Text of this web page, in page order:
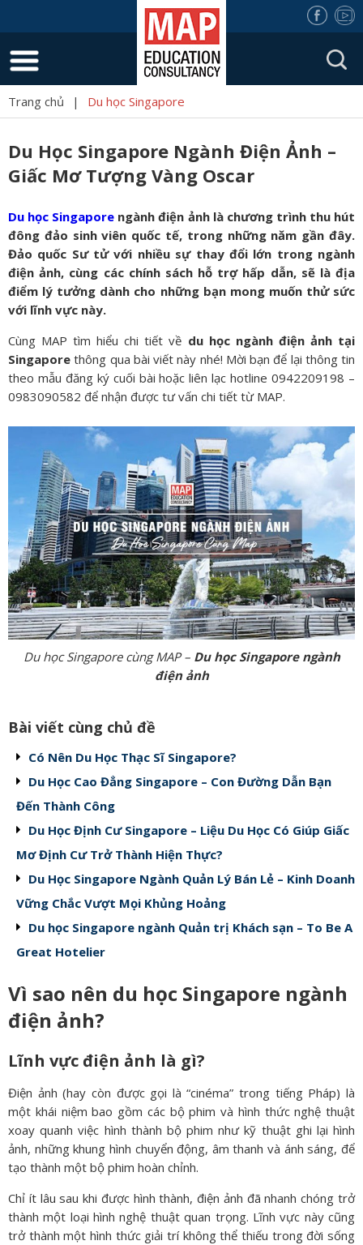
Trang chủ | Du học Singapore
Du Học Singapore Ngành Điện Ảnh –
Giấc Mơ Tượng Vàng Oscar
Du học Singapore ngành điện ảnh là chương trình thu hút
đông đảo sinh viên quốc tế, trong những năm gần đây.
Đảo quốc Sư tử với nhiều sự thay đổi lớn trong ngành
điện ảnh, cùng các chính sách hỗ trợ hấp dẫn, sẽ là địa
điểm lý tưởng dành cho những bạn mong muốn thử sức
với lĩnh vực này.
Cùng MAP tìm hiểu chi tiết về du học ngành điện ảnh tại
Singapore thông qua bài viết này nhé! Mời bạn để lại thông tin
theo mẫu đăng ký cuối bài hoặc liên lạc hotline 0942209198 –
0983090582 để nhận được tư vấn chi tiết từ MAP.
Du học Singapore cùng MAP – Du học Singapore ngành
điện ảnh
Bài viết cùng chủ đề
Có Nên Du Học Thạc Sĩ Singapore?
Du Học Cao Đẳng Singapore – Con Đường Dẫn Bạn
Đến Thành Công
Du Học Định Cư Singapore – Liệu Du Học Có Giúp Giấc
Mơ Định Cư Trở Thành Hiện Thực?
Du Học Singapore Ngành Quản Lý Bán Lẻ – Kinh Doanh
Vững Chắc Vượt Mọi Khủng Hoảng
Du học Singapore ngành Quản trị Khách sạn – To Be A
Great Hotelier
Vì sao nên du học Singapore ngành
điện ảnh?
Lĩnh vực điện ảnh là gì?
Điện ảnh (hay còn được gọi là “cinéma” trong tiếng Pháp) là
một khái niệm bao gồm các bộ phim và hình thức nghệ thuật
xoay quanh việc hình thành bộ phim như kỹ thuật ghi lại hình
ảnh, những khung hình chuyển động, âm thanh và ánh sáng, để
tạo thành một bộ phim hoàn chỉnh.
Chỉ ít lâu sau khi được hình thành, điện ảnh đã nhanh chóng trở
thành một loại hình nghệ thuật quan trọng. Lĩnh vực này cũng
trở thành một hình thức giải trí không thể thiếu trong đời sống